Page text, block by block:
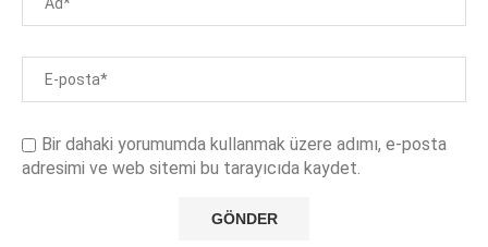
Bir dahaki yorumumda kullanmak üzere adımı, e-posta
adresimi ve web sitemi bu tarayıcıda kaydet.